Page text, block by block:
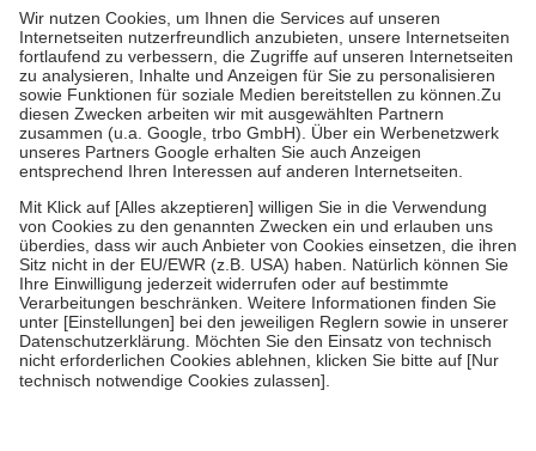
Grundsätzlich leisten Mitglieder Zuzahlungen in Höhe von zehn
Prozent des Abgabepreises,mindestens jedochfünf Euround
höchstens zehn Euro.Es sind jedoch nie mehr als die tatsächlichen
Kosten der Leistung zu entrichten.
Diese Regeln gelten grundsätzlich auch für Online-Apotheken.
Bei Heilmitteln und häuslicher Krankenpflege beträgt die
Zuzahlung zehn Prozent der Kosten sowie zehn Euro je
Verordnung.
Um das Engagement der Versicherten für ihre eigene Gesundheit zu
stärken und die besondere Stellung der Familie zu unterstützen,
fallenkeine Zuzahlungenan bei:
• Kindern und Jugendlichen bis zum vollendeten 18. Lebensjahr
mit Ausnahme der Fahrkosten
• Untersuchungen zur Vorsorge und Früherkennung, die von der
GKV getragen werden